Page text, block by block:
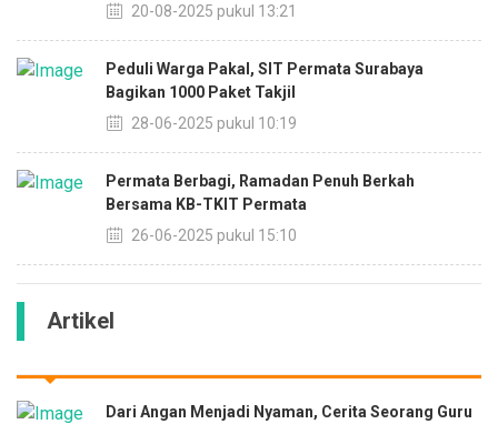
20-08-2025 pukul 13:21
Peduli Warga Pakal, SIT Permata Surabaya
Bagikan 1000 Paket Takjil
28-06-2025 pukul 10:19
Permata Berbagi, Ramadan Penuh Berkah
Bersama KB-TKIT Permata
26-06-2025 pukul 15:10
Artikel
Dari Angan Menjadi Nyaman, Cerita Seorang Guru